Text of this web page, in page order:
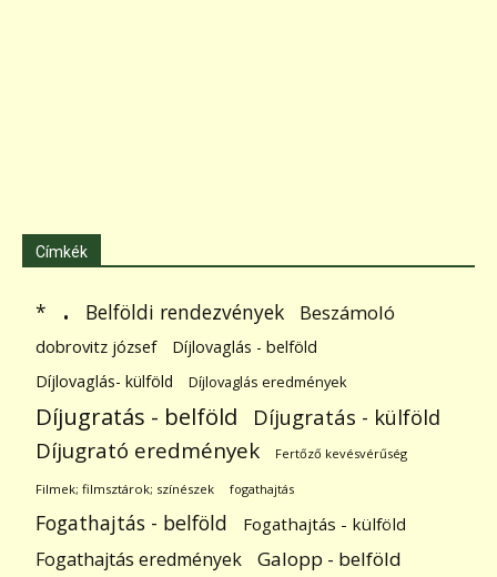
Címkék
* . Belföldi rendezvények Beszámoló
dobrovitz józsef
Díjlovaglás - belföld
Díjlovaglás- külföld
Díjlovaglás eredmények
Díjugratás - belföld Díjugratás - külföld
Díjugrató eredmények Fertőző kevésvérűség
Filmek; filmsztárok; színészek fogathajtás
Fogathajtás - belföld Fogathajtás - külföld
Fogathajtás eredmények Galopp - belföld